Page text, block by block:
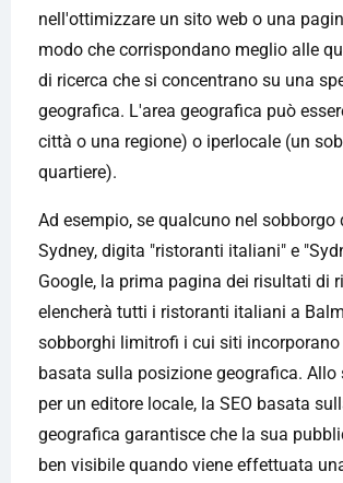
nell'ottimizzare un sito web o una
modo che corrispondano meglio alle
di ricerca che si concentrano su una
geografica. L'area geografica può
città o una regione) o iperlocale (un
quartiere).
Ad esempio, se qualcuno nel sobborgo
Sydney, digita "ristoranti italiani" e
Google, la prima pagina dei risultati di
elencherà tutti i ristoranti italiani a
sobborghi limitrofi i cui siti incorporano
basata sulla posizione geografica. Allo
per un editore locale, la SEO basata
geografica garantisce che la sua
ben visibile quando viene effettuata